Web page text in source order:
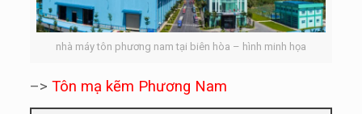
nhà máy tôn phương nam tại biên hòa – hình minh họa
–> Tôn mạ kẽm Phương Nam